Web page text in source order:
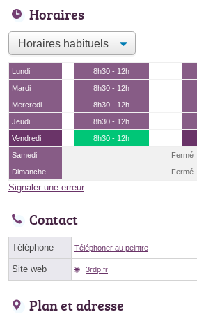
Horaires
Lundi 8h30 - 12h
Mardi
8h30 - 12h
Mercredi
8h30 - 12h
Jeudi
8h30 - 12h
Vendredi
8h30 - 12h
Samedi
Fermé
Dimanche
Fermé
Signaler une erreur
Contact
Téléphone Téléphoner au peintre
Site web 3rdp.fr
Plan et adresse